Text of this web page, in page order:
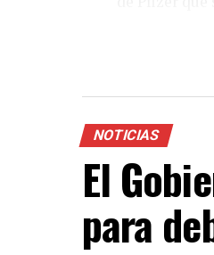
El envío a
aclaró que
pero que
“Van a
recibir la
remarcó
NOTICIAS
El
para